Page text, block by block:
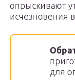
опрыскивают
исчезновения
для